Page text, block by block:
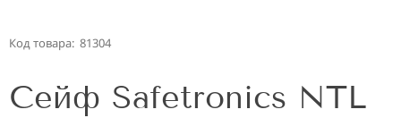
Код товара: 81304
Сейф Safetronics NTL